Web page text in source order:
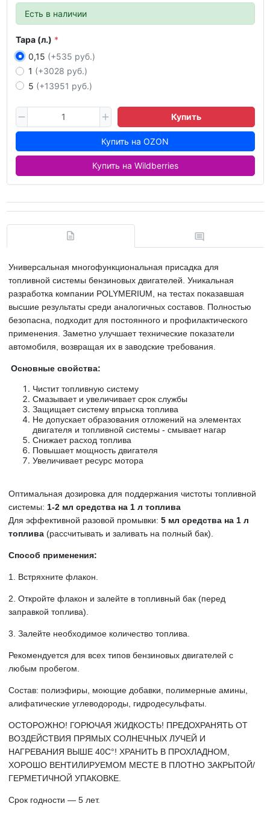
Есть в наличии
Тара (л.)
0,15 (+535 руб.)
1 (+3028 руб.)
5 (+13951 руб.)
Купить
Купить на OZON
Купить на Wildberries
Универсальная многофункциональная присадка для
топливной системы бензиновых двигателей. Уникальная
разработка компании POLYMERIUM, на тестах показавшая
высшие результаты среди аналогичных составов. Полностью
безопасна, подходит для постоянного и профилактического
применения. Заметно улучшает технические показатели
автомобиля, возвращая их в заводские требования.
Основные свойства:
Чистит топливную систему
Смазывает и увеличивает срок службы
Защищает систему впрыска топлива
Не допускает образования отложений на элементах
двигателя и топливной системы - смывает нагар
Снижает расход топлива
Повышает мощность двигателя
Увеличивает ресурс мотора
Оптимальная дозировка для поддержания чистоты топливной
системы: 1-2 мл средства на 1 л топлива
Для эффективной разовой промывки: 5 мл средства на 1 л
топлива (рассчитывать и заливать на полный бак).
Способ применения:
1. Встряхните флакон.
2. Откройте флакон и залейте в топливный бак (перед
заправкой топлива).
3. Залейте необходимое количество топлива.
Рекомендуется для всех типов бензиновых двигателей с
любым пробегом.
Состав: полиэфиры, моющие добавки, полимерные амины,
алифатические углеводороды, гидродесульфаты.
ОСТОРОЖНО! ГОРЮЧАЯ ЖИДКОСТЬ! ПРЕДОХРАНЯТЬ ОТ
ВОЗДЕЙСТВИЯ ПРЯМЫХ СОЛНЕЧНЫХ ЛУЧЕЙ И
НАГРЕВАНИЯ ВЫШЕ 40С°! ХРАНИТЬ В ПРОХЛАДНОМ,
ХОРОШО ВЕНТИЛИРУЕМОМ МЕСТЕ В ПЛОТНО ЗАКРЫТОЙ/
ГЕРМЕТИЧНОЙ УПАКОВКЕ.
Срок годности — 5 лет.